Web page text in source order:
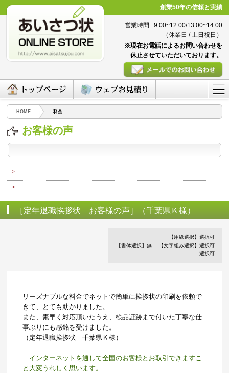
創業50年の信頼と実績
営業時間 : 9:00~12:00/13:00~14:00
（休業日 / 土日祝日）
※現在お電話によるお問い合わせを
休止させていただいております。
HOME 料金
お客様の声
>
>
［定年退職挨拶状 お客様の声］（千葉県Ｋ様）
【用紙選択】選択可
【書体選択】無
【文字組み選択】選択可
選択可
リーズナブルな料金でネットで簡単に挨拶状の印刷を依頼で
きて、とても助かりました。
また、素早く対応頂いたうえ、検品証跡まで付いた丁寧な仕
事ぶりにも感銘を受けました。
（定年退職挨拶状 千葉県Ｋ様）
インターネットを通して全国のお客様とお取引できますこ
と大変うれしく思います。